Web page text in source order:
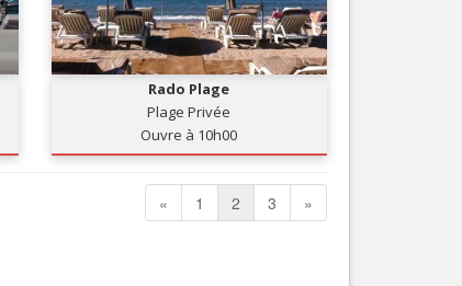
Rado Plage
Plage Privée
Ouvre à 10h00
« 1 2 3 »